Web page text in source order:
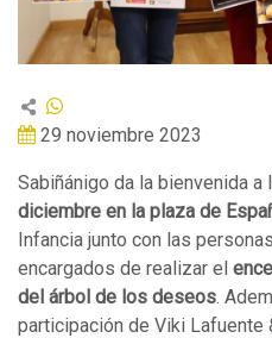
29 noviembre 2023
Sabiñánigo da la bienvenida a
diciembre en la plaza de
Infancia junto con las
encargados de realizar el
del árbol de los deseos .
participación de Viki Lafuente